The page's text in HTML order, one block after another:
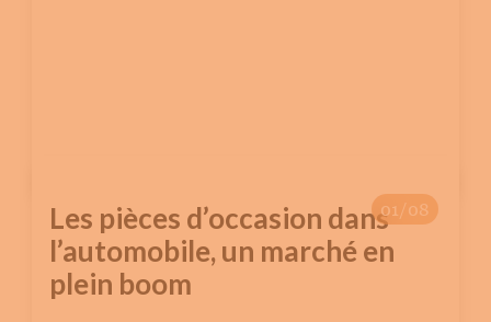
01/08
Les pièces d’occasion dans
l’automobile, un marché en
plein boom